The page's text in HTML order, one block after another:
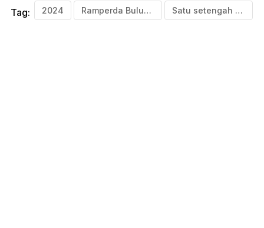
Tag: 2024 Ramperda Bulukumba Satu setengah triliun